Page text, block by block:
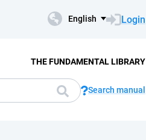
English Login
THE FUNDAMENTAL LIBRARY
Search manual